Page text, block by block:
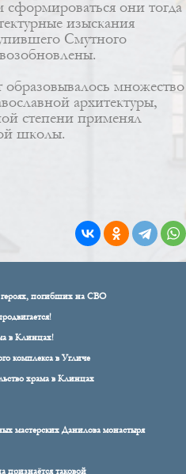
они тогда
изыскания
Смутного
множество
архитектуры,
степени применял
школы.
героях, погибших на СВО
в Клинцах!
комплекса в Угличе
храма в Клинцах
мастерских Данилова монастыря
признаётся таковой